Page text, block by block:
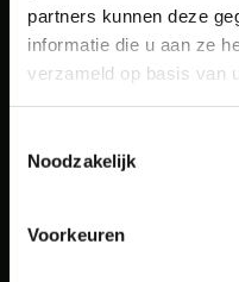
partners kunnen deze
informatie die u aan ze
verzameld op basis van
Noodzakelijk
Voorkeuren
zakelijke
de vakantieperiode
zaterdag. Bekijk de
actuele
maanden dicht is voor
Pellegrom